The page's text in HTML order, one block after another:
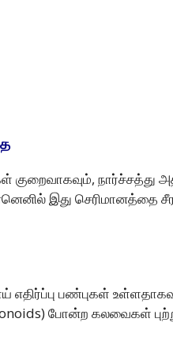
குறைவாகவும், நார்ச்சத்து
ஏனெனில் இது
எதிர்ப்பு பண்புகள்
போன்ற கலவைகள்